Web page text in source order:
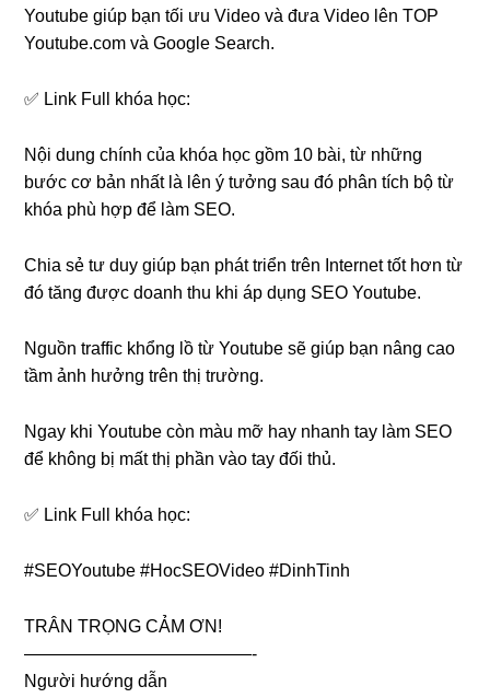
Youtube giúp bạn tối ưu Video và đưa Video lên TOP
Youtube.com và Google Search.
✅ Link Full khóa học:
Nội dung chính của khóa học gồm 10 bài, từ những
bước cơ bản nhất là lên ý tưởng sau đó phân tích bộ từ
khóa phù hợp để làm SEO.
Chia sẻ tư duy giúp bạn phát triển trên Internet tốt hơn từ
đó tăng được doanh thu khi áp dụng SEO Youtube.
Nguồn traffic khổng lồ từ Youtube sẽ giúp bạn nâng cao
tầm ảnh hưởng trên thị trường.
Ngay khi Youtube còn màu mỡ hay nhanh tay làm SEO
để không bị mất thị phần vào tay đối thủ.
✅ Link Full khóa học:
#SEOYoutube #HocSEOVideo #DinhTinh
TRÂN TRỌNG CẢM ƠN!
—————————————-­
Người hướng dẫn